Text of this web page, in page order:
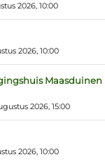
2026, 10:00
2026, 10:00
Maasduinen
2026, 15:00
2026, 10:00